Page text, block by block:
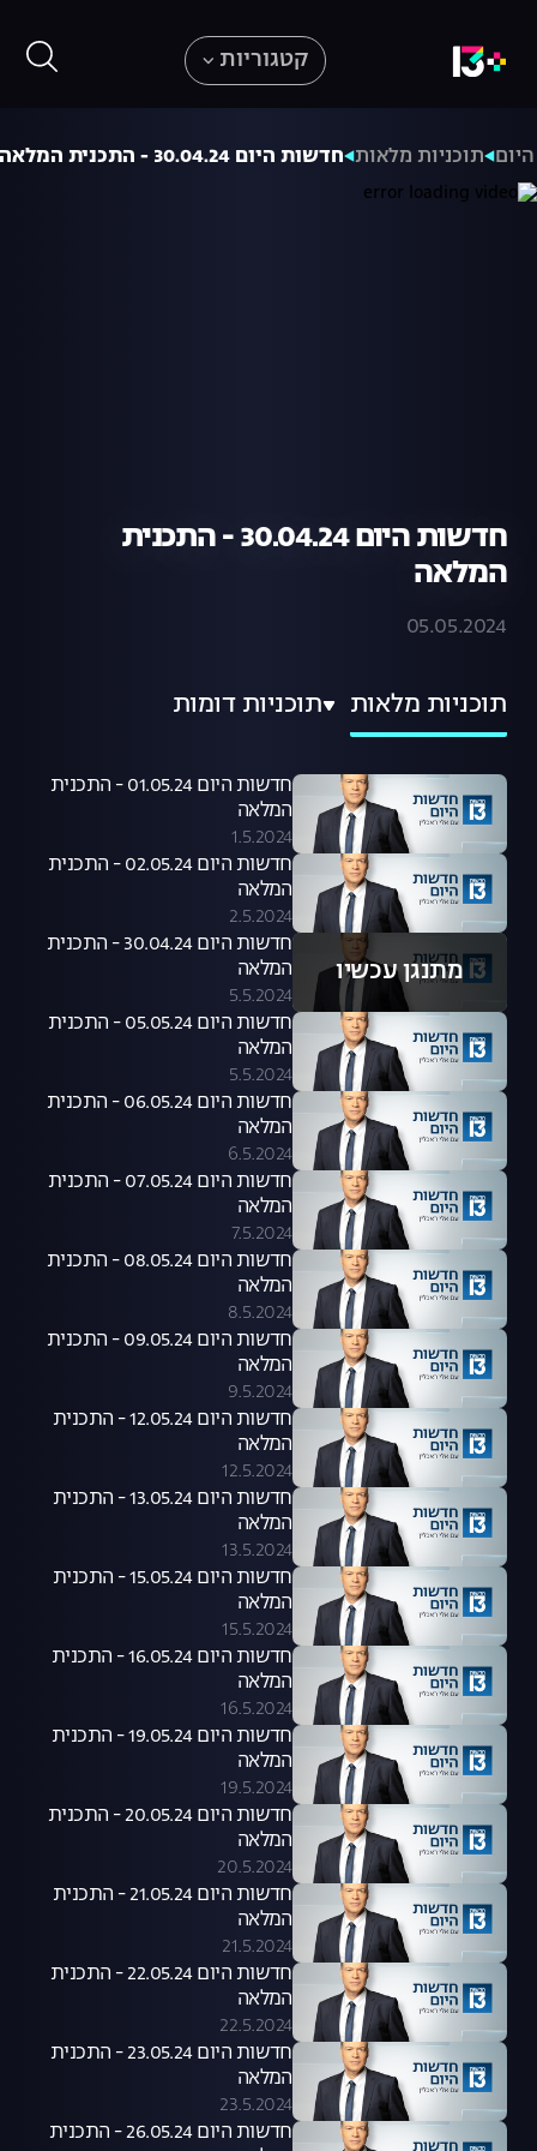
קטגוריות
תוכניות מלאות חדשות היום 30.04.24 - התכנית המלאה
חדשות היום 30.04.24 - התכנית
המלאה
05.05.2024
תוכניות מלאות תוכניות דומות
חדשות היום 01.05.24 - התכנית
המלאה
1.5.2024
חדשות היום 02.05.24 - התכנית
המלאה
2.5.2024
מתנגן עכשיו
חדשות היום 30.04.24 - התכנית
המלאה
5.5.2024
חדשות היום 05.05.24 - התכנית
המלאה
5.5.2024
חדשות היום 06.05.24 - התכנית
המלאה
6.5.2024
חדשות היום 07.05.24 - התכנית
המלאה
7.5.2024
חדשות היום 08.05.24 - התכנית
המלאה
8.5.2024
חדשות היום 09.05.24 - התכנית
המלאה
9.5.2024
חדשות היום 12.05.24 - התכנית
המלאה
12.5.2024
חדשות היום 13.05.24 - התכנית
המלאה
13.5.2024
חדשות היום 15.05.24 - התכנית
המלאה
15.5.2024
חדשות היום 16.05.24 - התכנית
המלאה
16.5.2024
חדשות היום 19.05.24 - התכנית
המלאה
19.5.2024
חדשות היום 20.05.24 - התכנית
המלאה
20.5.2024
חדשות היום 21.05.24 - התכנית
המלאה
21.5.2024
חדשות היום 22.05.24 - התכנית
המלאה
22.5.2024
חדשות היום 23.05.24 - התכנית
המלאה
23.5.2024
חדשות היום 26.05.24 - התכנית